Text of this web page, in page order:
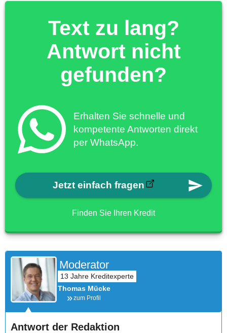
Text zu lang?
Antwort nicht
gefunden?
Erhalten Sie schnelle und
kompetente Antworten direkt
per WhatsApp.
Jetzt einfach fragen
Finden Sie Ihren Kredit
Moderator
Thomas Mücke
zum Profil
Antwort der Redaktion